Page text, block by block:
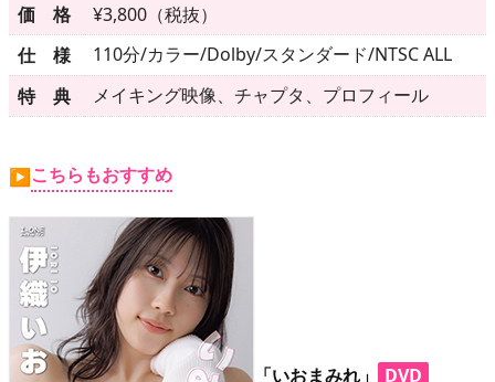
▶個人情報保護について
▶ よくあるご質問
▶お問い合わせフォーム
価 格
¥3,800（税抜）
仕 様
110分/カラー/Dolby/スタンダード/NTSC ALL
特 典
メイキング映像、チャプタ、プロフィール
▶こちらもおすすめ
「いおまみれ」
DVD